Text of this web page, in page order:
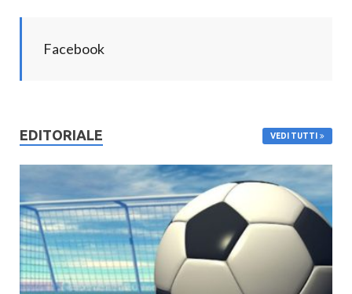
Facebook
EDITORIALE VEDI TUTTI